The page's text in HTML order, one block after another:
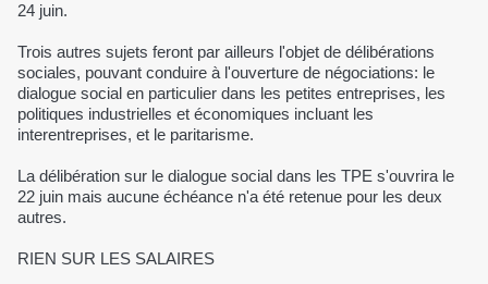
24 juin.
Trois autres sujets feront par ailleurs l'objet de délibérations
sociales, pouvant conduire à l'ouverture de négociations: le
dialogue social en particulier dans les petites entreprises, les
politiques industrielles et économiques incluant les
interentreprises, et le paritarisme.
La délibération sur le dialogue social dans les TPE s'ouvrira le
22 juin mais aucune échéance n'a été retenue pour les deux
autres.
RIEN SUR LES SALAIRES